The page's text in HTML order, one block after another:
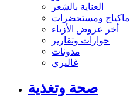
العناية بالشعر
ماكياج ومستحضرات
أخر عروض الأزياء
حوارات وتقارير
مدونات
غاليري
صحة وتغذية